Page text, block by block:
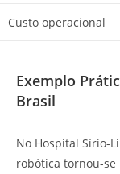
Custo operacional
Exemplo
Brasil
No Hospital Sírio-
robótica tornou-se